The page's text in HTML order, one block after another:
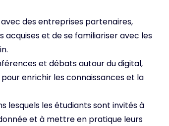
des entreprises partenaires,
et de se familiariser avec les
et débats autour du digital,
enrichir les connaissances et la
lesquels les étudiants sont invités à
et à mettre en pratique leurs